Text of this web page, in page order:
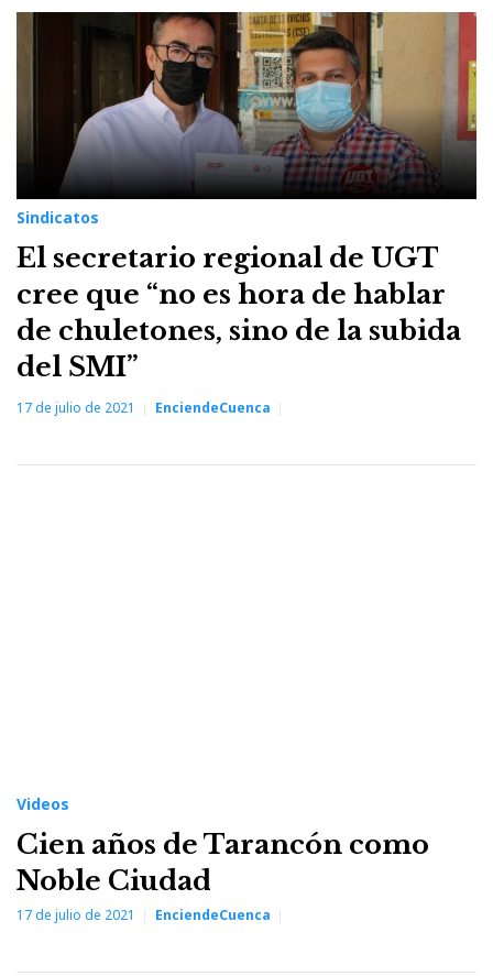
Sindicatos
El secretario regional de UGT
cree que “no es hora de hablar
de chuletones, sino de la subida
del SMI”
17 de julio de 2021 EnciendeCuenca
Videos
Cien años de Tarancón como
Noble Ciudad
17 de julio de 2021 EnciendeCuenca